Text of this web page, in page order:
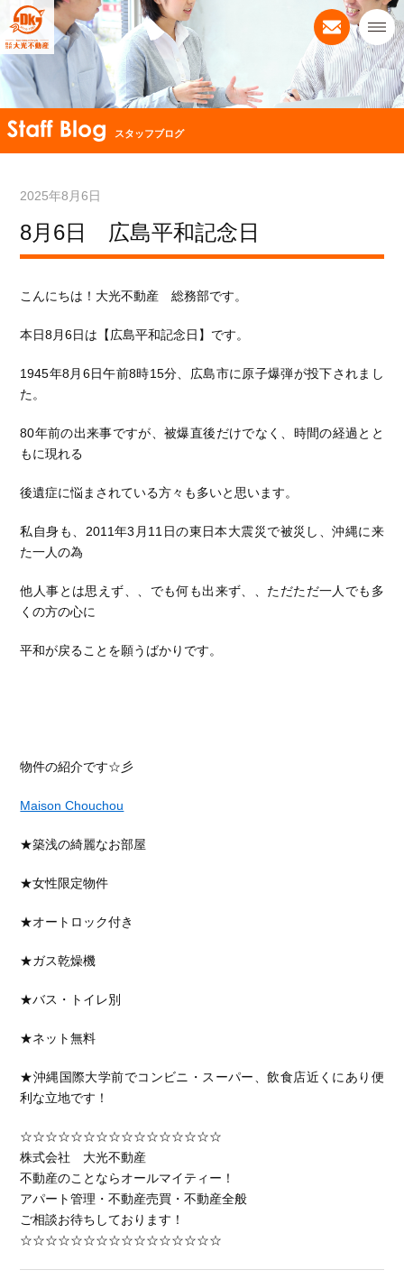
スタッフブログ
2025年8月6日
8月6日 広島平和記念日
こんにちは！大光不動産 総務部です。
本日8月6日は【広島平和記念日】です。
1945年8月6日午前8時15分、広島市に原子爆弾が投下されまし
た。
80年前の出来事ですが、被爆直後だけでなく、時間の経過とと
もに現れる
後遺症に悩まされている方々も多いと思います。
私自身も、2011年3月11日の東日本大震災で被災し、沖縄に来
た一人の為
他人事とは思えず、、でも何も出来ず、、ただただ一人でも多
くの方の心に
平和が戻ることを願うばかりです。
物件の紹介です☆彡
Maison Chouchou
★築浅の綺麗なお部屋
★女性限定物件
★オートロック付き
★ガス乾燥機
★バス・トイレ別
★ネット無料
★沖縄国際大学前でコンビニ・スーパー、飲食店近くにあり便
利な立地です！
☆☆☆☆☆☆☆☆☆☆☆☆☆☆☆☆
株式会社 大光不動産
不動産のことならオールマイティー！
アパート管理・不動産売買・不動産全般
ご相談お待ちしております！
☆☆☆☆☆☆☆☆☆☆☆☆☆☆☆☆